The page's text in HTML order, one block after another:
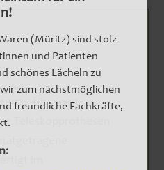
für einen
Teleskopprothesen
im
(Müritz) sind stolz
und Patienten
schönes Lächeln zu
zum nächstmöglichen
freundliche Fachkräfte,